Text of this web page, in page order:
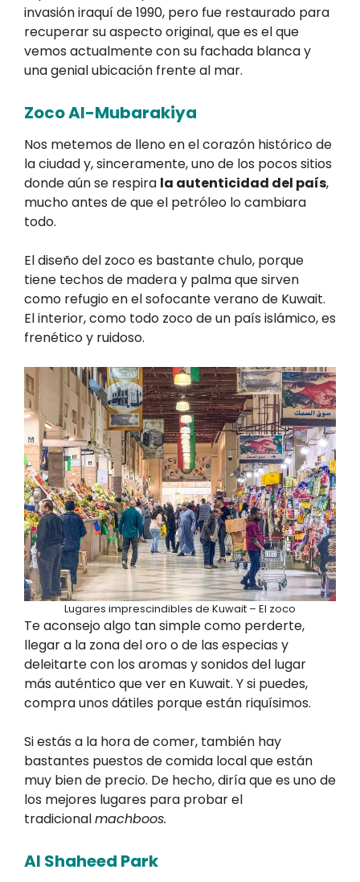
invasión iraquí de 1990, pero fue restaurado para
recuperar su aspecto original, que es el que
vemos actualmente con su fachada blanca y
una genial ubicación frente al mar.
Zoco Al-Mubarakiya
Nos metemos de lleno en el corazón histórico de
la ciudad y, sinceramente, uno de los pocos sitios
donde aún se respira la autenticidad del país,
mucho antes de que el petróleo lo cambiara
todo.
El diseño del zoco es bastante chulo, porque
tiene techos de madera y palma que sirven
como refugio en el sofocante verano de Kuwait.
El interior, como todo zoco de un país islámico, es
frenético y ruidoso.
Lugares imprescindibles de Kuwait – El zoco
Te aconsejo algo tan simple como perderte,
llegar a la zona del oro o de las especias y
deleitarte con los aromas y sonidos del lugar
más auténtico que ver en Kuwait. Y si puedes,
compra unos dátiles porque están riquísimos.
Si estás a la hora de comer, también hay
bastantes puestos de comida local que están
muy bien de precio. De hecho, diría que es uno de
los mejores lugares para probar el
tradicionalmachboos.
Al Shaheed Park